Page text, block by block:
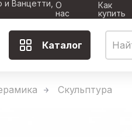
и Ванцетти, О
нас
Как
купить
Каталог
Скульптура